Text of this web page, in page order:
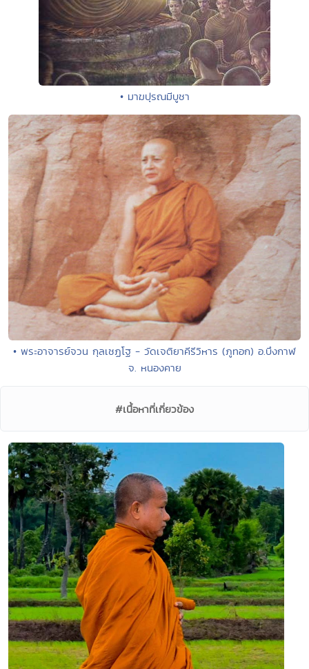
• มาฆปุรณมีบูชา
• พระอาจารย์จวน กุลเชฏโฐ - วัดเจติยาคีรีวิหาร (ภูทอก) อ.บึงกาฬ
จ. หนองคาย
#เนื้อหาที่เกี่ยวข้อง